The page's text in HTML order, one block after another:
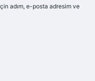
adım, e-posta adresim ve